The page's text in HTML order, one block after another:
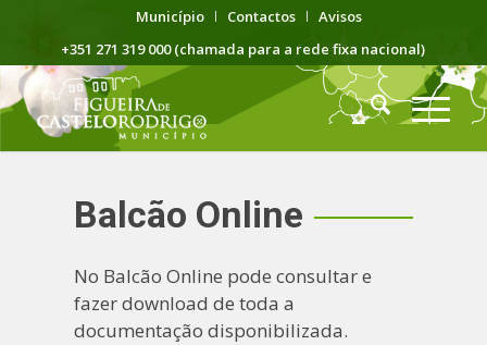
Município Contactos
Avisos
+351 271 319 000 (chamada para a rede fixa nacional)
Balcão Online
No Balcão Online pode consultar e
fazer download de toda a
documentação disponibilizada.